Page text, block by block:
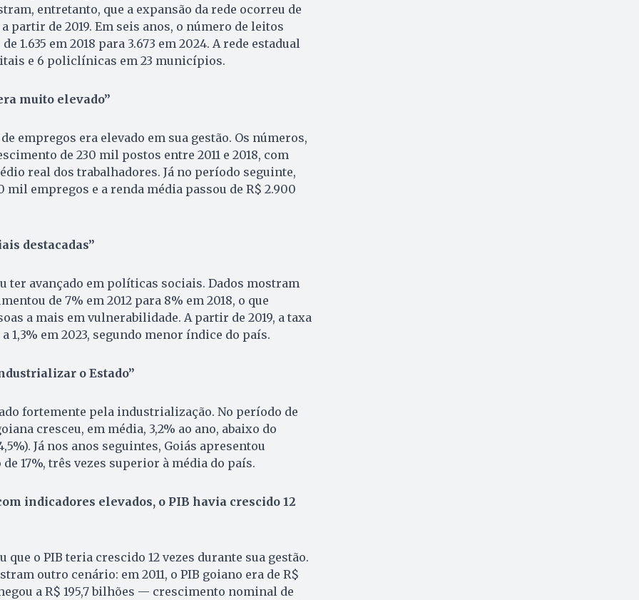
entretanto, que a expansão da rede ocorreu de
partir de 2019. Em seis anos, o número de leitos
1.635 em 2018 para 3.673 em 2024. A rede estadual
e 6 policlínicas em 23 municípios.
muito elevado”
empregos era elevado em sua gestão. Os números,
de 230 mil postos entre 2011 e 2018, com
real dos trabalhadores. Já no período seguinte,
empregos e a renda média passou de R$ 2.900
destacadas”
ter avançado em políticas sociais. Dados mostram
de 7% em 2012 para 8% em 2018, o que
a mais em vulnerabilidade. A partir de 2019, a taxa
1,3% em 2023, segundo menor índice do país.
o Estado”
fortemente pela industrialização. No período de
cresceu, em média, 3,2% ao ano, abaixo do
Já nos anos seguintes, Goiás apresentou
17%, três vezes superior à média do país.
indicadores elevados, o PIB havia crescido 12
o PIB teria crescido 12 vezes durante sua gestão.
outro cenário: em 2011, o PIB goiano era de R$
a R$ 195,7 bilhões — crescimento nominal de